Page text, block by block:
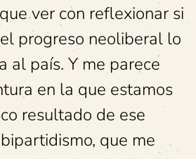
ver con reflexionar si
progreso neoliberal lo
al país. Y me parece
en la que estamos
resultado de ese
que me